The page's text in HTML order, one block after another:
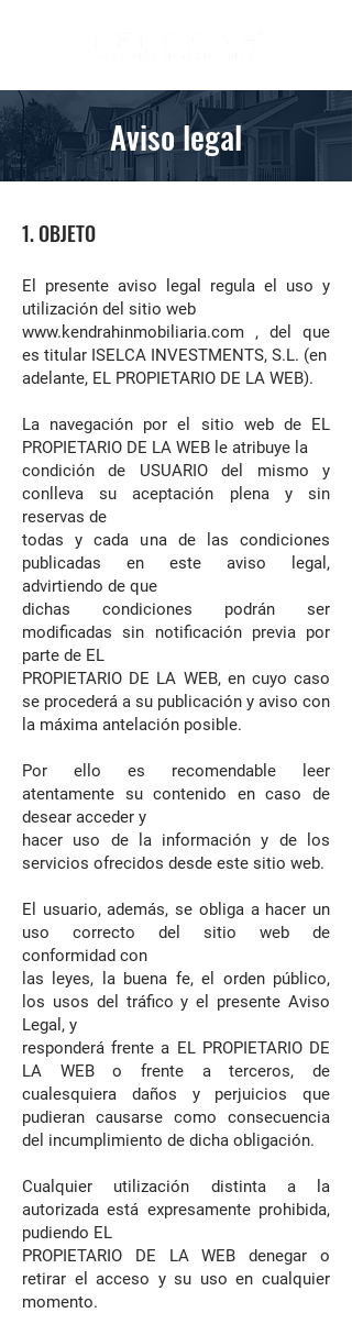
Aviso legal
1. OBJETO
El presente aviso legal regula el uso y
utilización del sitio web
www.kendrahinmobiliaria.com , del que
es titular ISELCA INVESTMENTS, S.L. (en
adelante, EL PROPIETARIO DE LA WEB).
La navegación por el sitio web de EL
PROPIETARIO DE LA WEB le atribuye la
condición de USUARIO del mismo y
conlleva su aceptación plena y sin
reservas de
todas y cada una de las condiciones
publicadas en este aviso legal,
advirtiendo de que
dichas condiciones podrán ser
modificadas sin notificación previa por
parte de EL
PROPIETARIO DE LA WEB, en cuyo caso
se procederá a su publicación y aviso con
la máxima antelación posible.
Por ello es recomendable leer
atentamente su contenido en caso de
desear acceder y
hacer uso de la información y de los
servicios ofrecidos desde este sitio web.
El usuario, además, se obliga a hacer un
uso correcto del sitio web de
conformidad con
las leyes, la buena fe, el orden público,
los usos del tráfico y el presente Aviso
Legal, y
responderá frente a EL PROPIETARIO DE
LA WEB o frente a terceros, de
cualesquiera daños y perjuicios que
pudieran causarse como consecuencia
del incumplimiento de dicha obligación.
Cualquier utilización distinta a la
autorizada está expresamente prohibida,
pudiendo EL
PROPIETARIO DE LA WEB denegar o
retirar el acceso y su uso en cualquier
momento.